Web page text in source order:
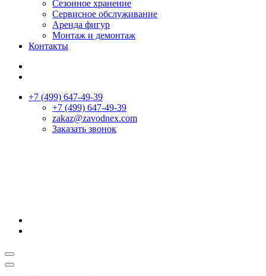
Сезонное хранение
Сервисное обслуживание
Аренда фигур
Монтаж и демонтаж
Контакты
+7 (499) 647-49-39
+7 (499) 647-49-39
zakaz@zavodnex.сom
Заказать звонок